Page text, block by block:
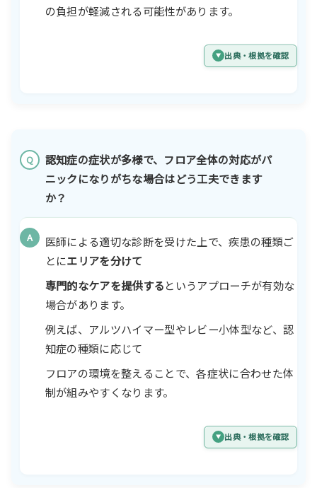
の負担が軽減される可能性があります。
出典・根拠を確認
Q
認知症の症状が多様で、フロア全体の対応がパ
ニックになりがちな場合はどう工夫できます
か？
A
医師による適切な診断を受けた上で、疾患の種類ご
とにエリアを分けて
専門的なケアを提供するというアプローチが有効な
場合があります。
例えば、アルツハイマー型やレビー小体型など、認
知症の種類に応じて
フロアの環境を整えることで、各症状に合わせた体
制が組みやすくなります。
出典・根拠を確認